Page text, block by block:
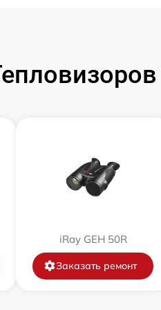
60 мин
iRay GEH 50R
Заказать ремонт